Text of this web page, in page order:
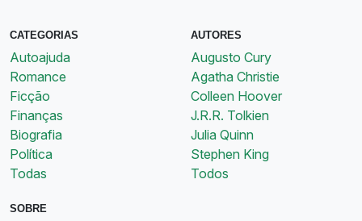
CATEGORIAS
Autoajuda
Romance
Ficção
Finanças
Biografia
Política
Todas
AUTORES
Augusto Cury
Agatha Christie
Colleen Hoover
J.R.R. Tolkien
Julia Quinn
Stephen King
Todos
SOBRE